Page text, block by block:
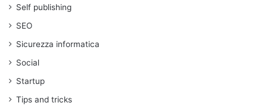
Self publishing
SEO
Sicurezza informatica
Social
Startup
Tips and tricks